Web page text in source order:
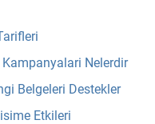
Nelerdir
Belgeleri Destekler
Etkileri